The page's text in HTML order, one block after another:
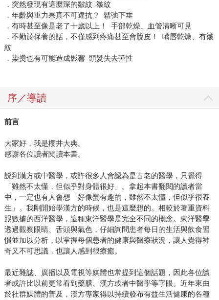
．突然發現有這麼深的皺紋 皺紋
．年齡與重力果真不可違抗？ 鬆弛下垂
．有時甚至像是老了十歲以上！ 手部乾燥、血管清晰可見
．不勤於保養的話，不僅感到疼痛甚至會脫皮！ 嘴唇乾燥、有皺
紋
．染燙也有可能造成影響 頭髮失去彈性
序／導讀
前言
大家好，我是櫻井大典。
感謝各位讀者閱讀本書。
説到漢方或中醫學，或許很多人會認為是古老的醫學，只覺得
「雖然不太懂，但似乎對身體很好」。拿起本書翻閱的讀者當
中，一定也有人會想「好像蠻有趣的，雖然不太懂，但似乎很養
生」。我剛開始學漢方的時候，也是這麼想的。相較於著重資料
跟數據的西洋醫學，這種東洋醫學是完全不同的概念。東洋醫學
透過觀察眼睛、舌頭與氣色，仔細詢問患者每日的生活與飲食習
慣並加以分析，以掌握每個患者的健康與醫療狀況，讓人覺得神
奇又不可思議，也讓人感到很療癒。
最近雜誌、廣播以及電視等媒體也常提到這個話題，因此各位讀
者或許比以前更常看到藥膳、漢方或者中醫學等字眼。近年來由
於社群媒體的普及，漢方專家得以持續發布有益生活健康的各種